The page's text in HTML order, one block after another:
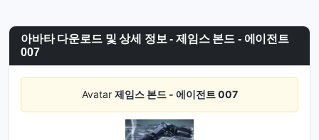
아바타 다운로드 및 상세 정보 - 제임스 본드 - 에이전트
007
Avatar 제임스 본드 - 에이전트 007